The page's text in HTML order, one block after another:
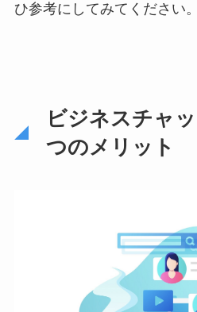
ひ参考にしてみてください。
ビジネスチャ
つのメリット